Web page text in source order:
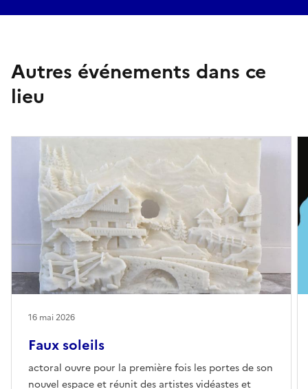
Autres événements dans ce
lieu
Faux soleils
actoral ouvre pour la première fois les portes de son
nouvel espace et réunit des artistes vidéastes et
16 mai 2026